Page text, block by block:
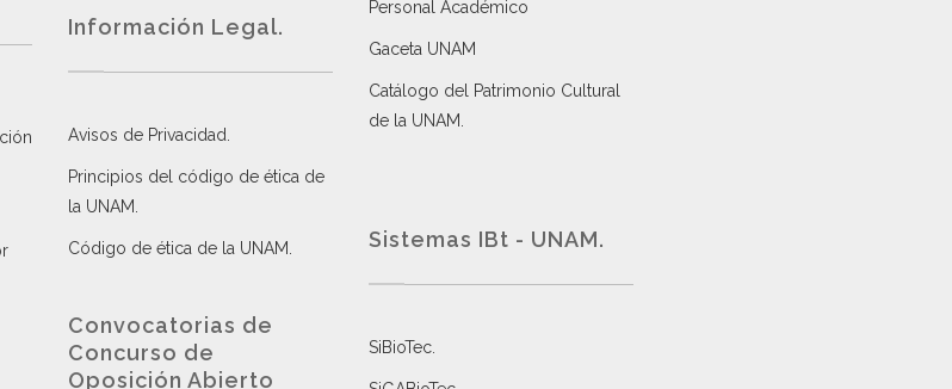
Información Legal.
Avisos de Privacidad
Principios del código de ética de
la UNAM
Código de ética de la UNAM
Convocatorias de
Concurso de
Oposición Abierto
Personal Académico
Gaceta UNAM
Catálogo del Patrimonio Cultural
de la UNAM.
Sistemas IBt - UNAM.
SiBioTec